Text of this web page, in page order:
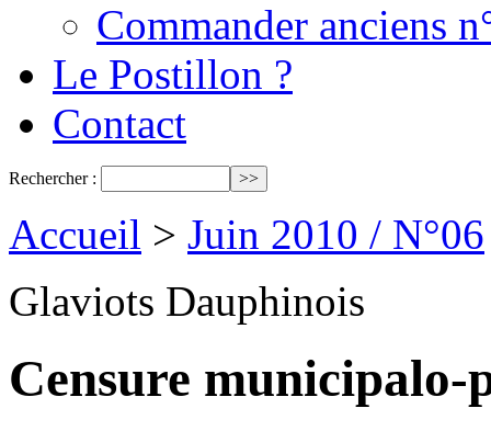
Commander anciens
Le Postillon ?
Contact
Rechercher :
Accueil > Juin 2010 / N°06
Glaviots Dauphinois
Censure municipalo-